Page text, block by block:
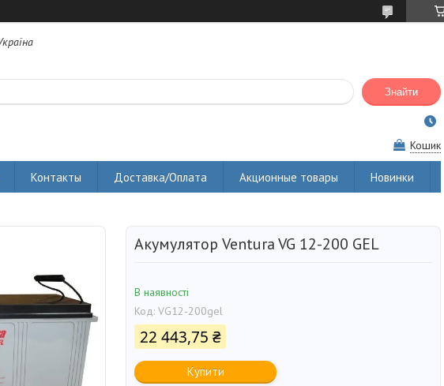
Знайти
Кошик
Контакты Доставка/Оплата Акционные товары Новинки
Акумулятор Ventura VG 12-200 GEL
В наявності
Код: VG12-200gel
22 443,75 ₴
Купити